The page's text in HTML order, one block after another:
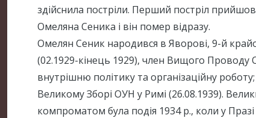
здійснила постріли. Перший постріл
Омеляна Сеника і він помер відразу.
Омелян Сеник народився в Яворові, 9-й
(02.1929-кінець 1929), член Вищого Проводу
внутрішню політику та організаційну
Великому Зборі ОУН у Римі (26.08.1939).
компроматом була подія 1934 р., коли у Празі